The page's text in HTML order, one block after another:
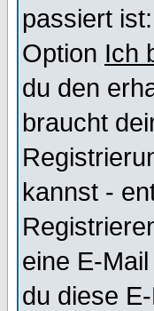
passiert
Option Ich
du den
braucht
kannst -
eine E-
du diese